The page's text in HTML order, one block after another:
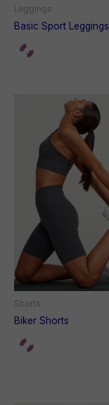
Leggings
Basic Sport Leggings
Shorts
Biker Shorts